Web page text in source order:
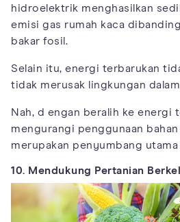
hidroelektrik menghasilkan
emisi gas rumah kaca
bakar fosil.
Selain itu, energi terbarukan
tidak merusak lingkungan
Nah, d engan beralih ke energi
mengurangi penggunaan
merupakan penyumbang
10. Mendukung Pertanian